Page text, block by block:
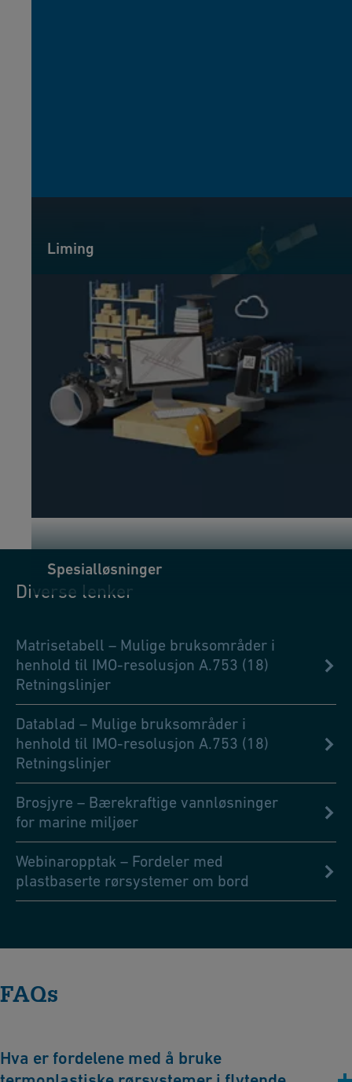
Liming
Spesialløsninger
Diverse lenker
Matrisetabell – Mulige bruksområder i
henhold til IMO-resolusjon A.753 (18)
Retningslinjer
Datablad – Mulige bruksområder i
henhold til IMO-resolusjon A.753 (18)
Retningslinjer
Brosjyre – Bærekraftige vannløsninger
for marine miljøer
Webinaropptak – Fordeler med
plastbaserte rørsystemer om bord
FAQs
Hva er fordelene med å bruke